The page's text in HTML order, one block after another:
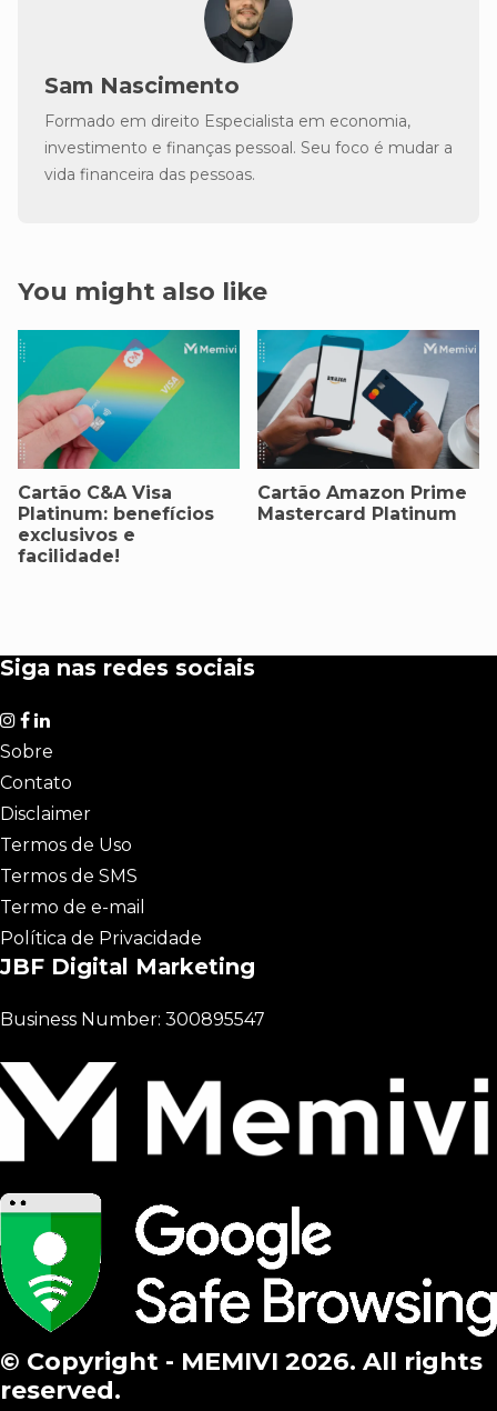
Sam Nascimento
Formado em direito Especialista em economia,
investimento e finanças pessoal. Seu foco é mudar a
vida financeira das pessoas.
You might also like
Cartão C&A Visa
Platinum: benefícios
exclusivos e
facilidade!
Cartão Amazon Prime
Mastercard Platinum
Siga nas redes sociais
Sobre
Contato
Disclaimer
Termos de Uso
Termos de SMS
Termo de e-mail
Política de Privacidade
JBF Digital Marketing
Business Number: 300895547
© Copyright - MEMIVI 2026. All rights
reserved.